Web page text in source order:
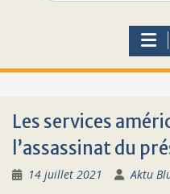
Les services
l’assassinat du
14 juillet 2021 Aktu